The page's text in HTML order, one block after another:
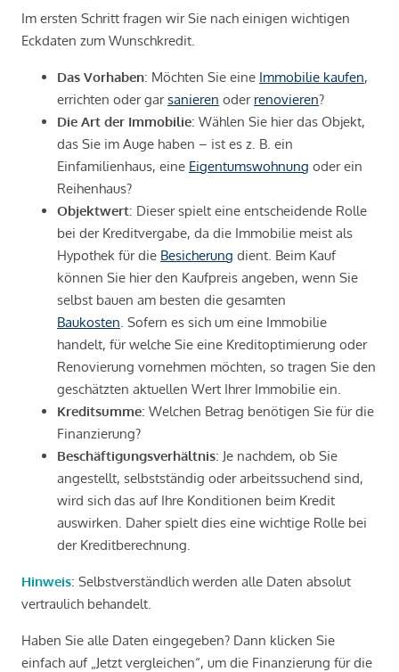
Im ersten Schritt fragen wir Sie nach einigen wichtigen
Eckdaten zum Wunschkredit.
Das Vorhaben: Möchten Sie eine Immobilie kaufen,
errichten oder garsanieren oder renovieren?
Die Art der Immobilie: Wählen Sie hier das Objekt,
das Sie im Auge haben – ist es z. B. ein
Einfamilienhaus, eine Eigentumswohnung oder ein
Reihenhaus?
Objektwert: Dieser spielt eine entscheidende Rolle
bei der Kreditvergabe, da die Immobilie meist als
Hypothek für die Besicherung dient. Beim Kauf
können Sie hier den Kaufpreis angeben, wenn Sie
selbst bauen am besten die gesamten
Baukosten . Sofern es sich um eine Immobilie
handelt, für welche Sie eine Kreditoptimierung oder
Renovierung vornehmen möchten, so tragen Sie den
geschätzten aktuellen Wert Ihrer Immobilie ein.
Kreditsumme: Welchen Betrag benötigen Sie für die
Finanzierung?
Beschäftigungsverhältnis: Je nachdem, ob Sie
angestellt, selbstständig oder arbeitssuchend sind,
wird sich das auf Ihre Konditionen beim Kredit
auswirken. Daher spielt dies eine wichtige Rolle bei
der Kreditberechnung.
Hinweis: Selbstverständlich werden alle Daten absolut
vertraulich behandelt.
Haben Sie alle Daten eingegeben? Dann klicken Sie
einfach auf „Jetzt vergleichen“, um die Finanzierung für die